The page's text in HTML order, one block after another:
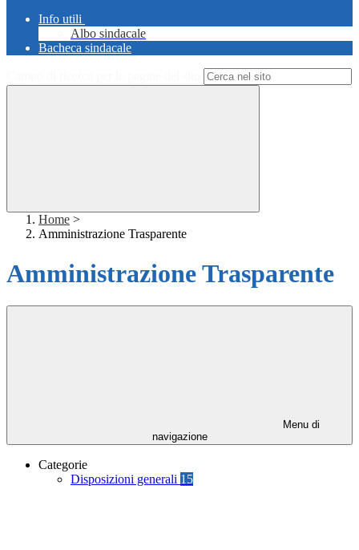
Info utili
Albo sindacale
Bacheca sindacale
Home >
Amministrazione Trasparente
Amministrazione Trasparente
Menu di
navigazione
Categorie
Disposizioni generali 15